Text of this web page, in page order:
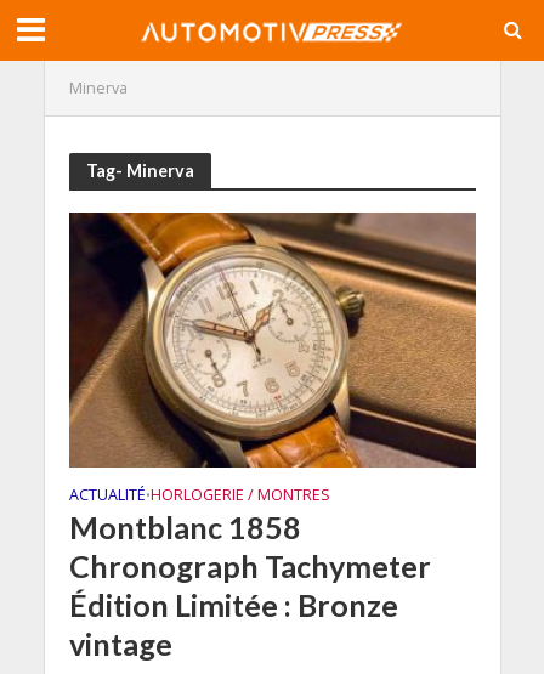
Minerva
Tag- Minerva
ACTUALITÉ•HORLOGERIE / MONTRES
Montblanc 1858
Chronograph Tachymeter
Édition Limitée : Bronze
vintage